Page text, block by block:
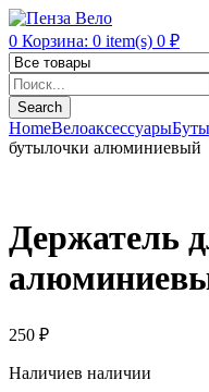
0 Корзина: 0 item(s) 0 ₽
Products
search
Search
HomeВелоаксессуары
бутылочки алюминиевый
Держатель
250 ₽
Наличиев наличии